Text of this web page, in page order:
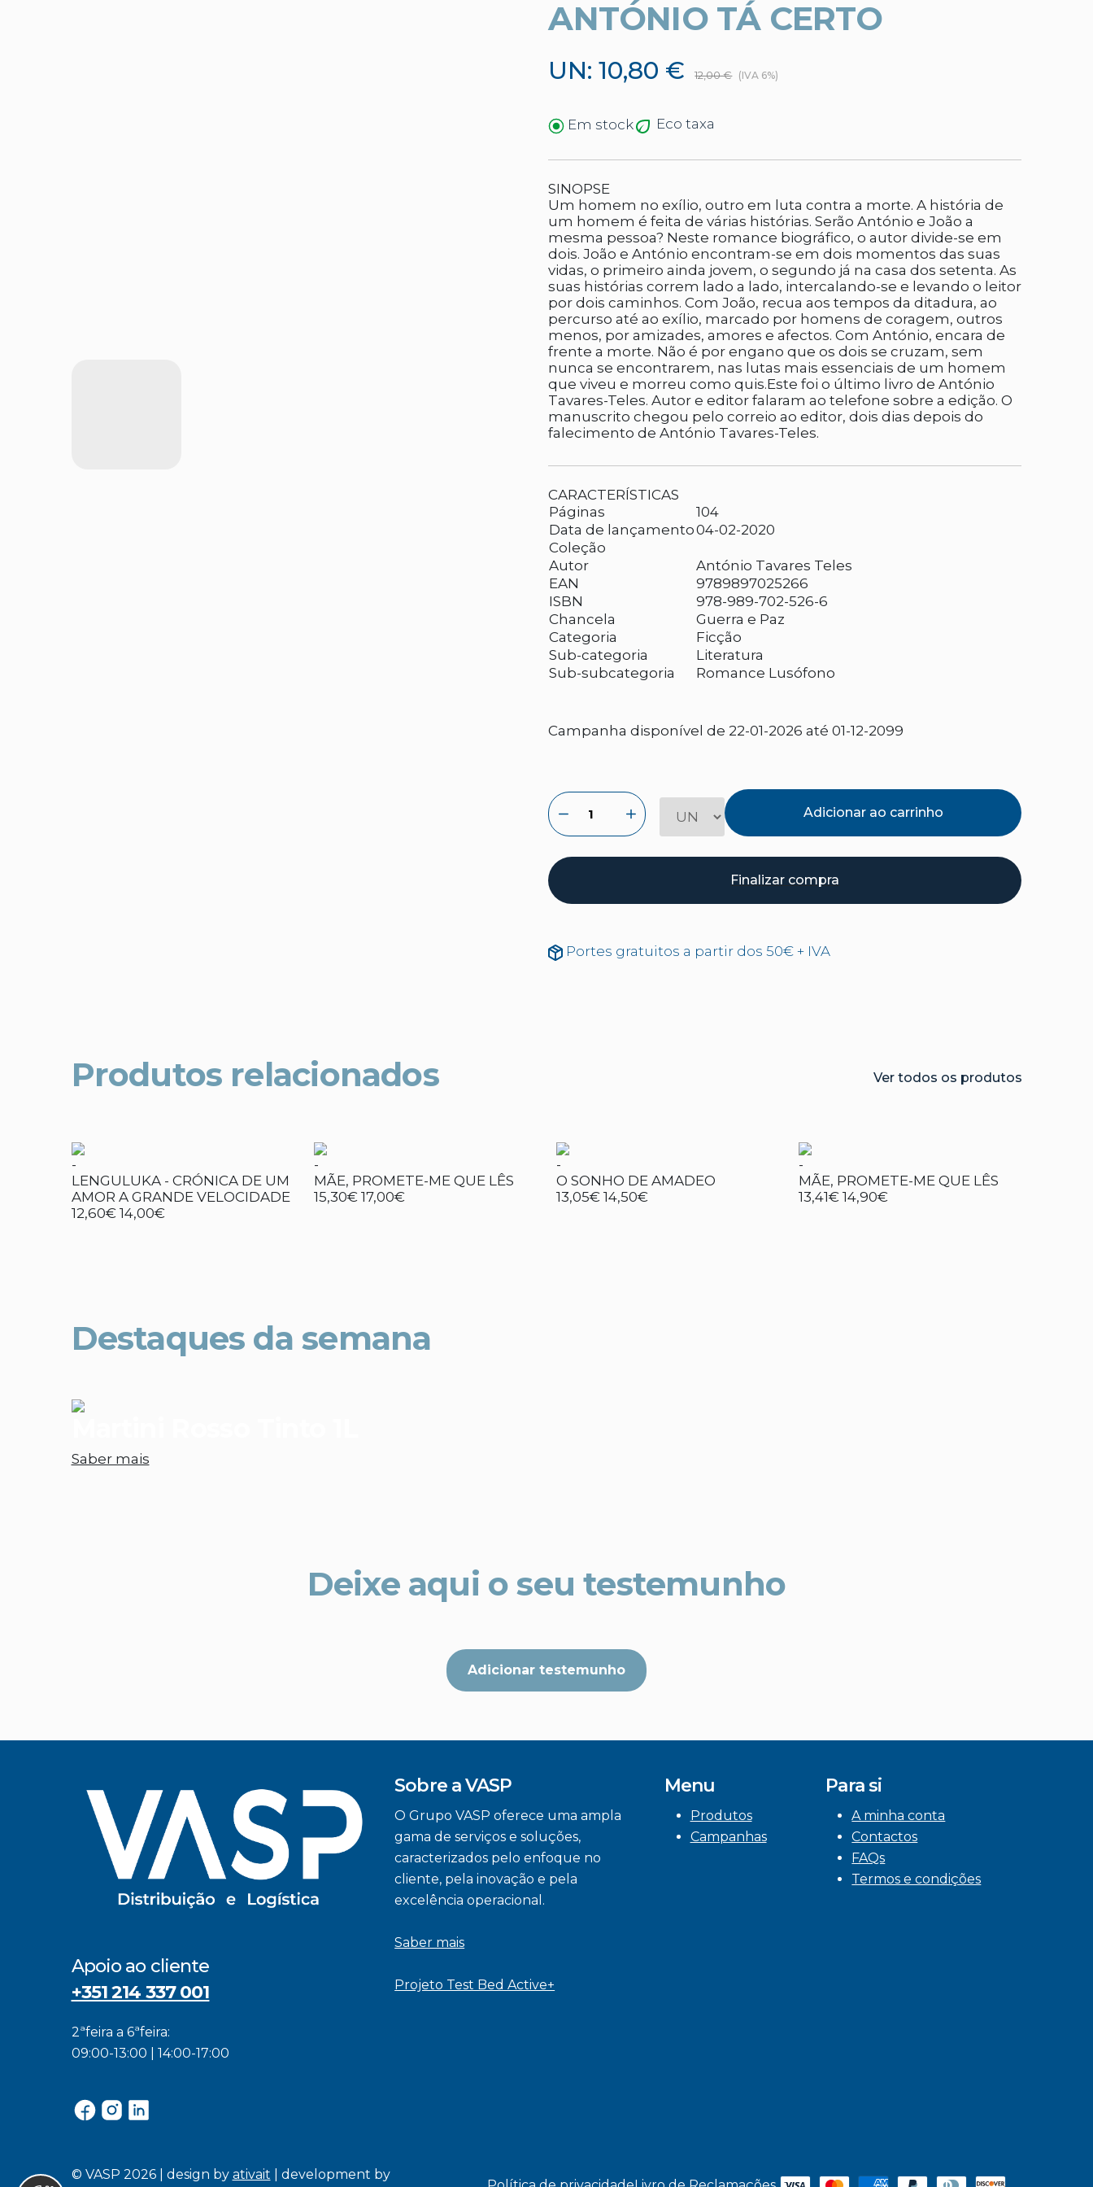
ANTÓNIO TÁ CERTO
UN: 10,80 € 12,00 € (IVA 6%)
Em stock Eco taxa
SINOPSE
Um homem no exílio, outro em luta contra a morte. A história de
um homem é feita de várias histórias. Serão António e João a
mesma pessoa? Neste romance biográfico, o autor divide-se em
dois. João e António encontram-se em dois momentos das suas
vidas, o primeiro ainda jovem, o segundo já na casa dos setenta. As
suas histórias correm lado a lado, intercalando-se e levando o leitor
por dois caminhos. Com João, recua aos tempos da ditadura, ao
percurso até ao exílio, marcado por homens de coragem, outros
menos, por amizades, amores e afectos. Com António, encara de
frente a morte. Não é por engano que os dois se cruzam, sem
nunca se encontrarem, nas lutas mais essenciais de um homem
que viveu e morreu como quis.Este foi o último livro de António
Tavares-Teles. Autor e editor falaram ao telefone sobre a edição. O
manuscrito chegou pelo correio ao editor, dois dias depois do
falecimento de António Tavares-Teles.
CARACTERÍSTICAS
Páginas
104
Data de lançamento04-02-2020
Coleção
Autor
António Tavares Teles
EAN
9789897025266
ISBN
978-989-702-526-6
Chancela
Guerra e Paz
Categoria
Ficção
Sub-categoria
Literatura
Sub-subcategoria
Romance Lusófono
Campanha disponível de 22-01-2026 até 01-12-2099
Adicionar ao carrinho
Finalizar compra
Portes gratuitos a partir dos 50€ + IVA
Produtos relacionados Ver todos os produtos
-
LENGULUKA - CRÓNICA DE UM
AMOR A GRANDE VELOCIDADE
12,60€ 14,00€
-
MÃE, PROMETE-ME QUE LÊS
15,30€ 17,00€
-
O SONHO DE AMADEO
13,05€ 14,50€
-
MÃE, PROMETE-ME QUE LÊS
13,41€ 14,90€
Destaques da semana
Saber mais
Deixe aqui o seu testemunho
Adicionar testemunho
Apoio ao cliente
+351 214 337 001
2ªfeira a 6ªfeira:
09:00-13:00 | 14:00-17:00
Sobre a VASP
O Grupo VASP oferece uma ampla
gama de serviços e soluções,
caracterizados pelo enfoque no
cliente, pela inovação e pela
excelência operacional.
Saber mais
Projeto Test Bed Active+
Menu
Produtos
Campanhas
Para si
A minha conta
Contactos
FAQs
Termos e condições
© VASP 2026 | design by ativait | development by